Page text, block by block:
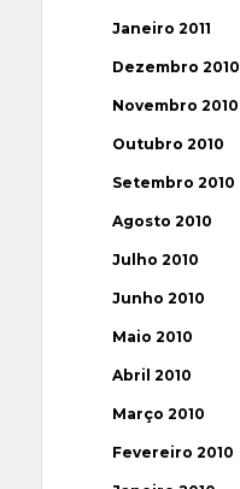
Janeiro 2011
Dezembro 2010
Novembro 2010
Outubro 2010
Setembro 2010
Agosto 2010
Julho 2010
Junho 2010
Maio 2010
Abril 2010
Março 2010
Fevereiro 2010